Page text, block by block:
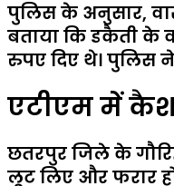
पुलिस के अनुसार,
बताया कि डकैती के
रुपए दिए थे। पुलिस
एटीएम में कैश
छतरपुर जिले के
लूट लिए और फरार